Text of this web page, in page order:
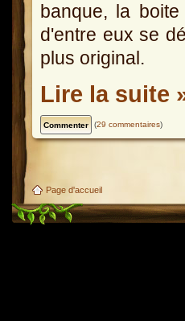
banque, la
d'entre eux se
plus original.
Lire la suite
(29 commentaires)
Page d'accueil